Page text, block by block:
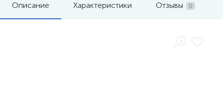
Описание Характеристики Отзывы 0